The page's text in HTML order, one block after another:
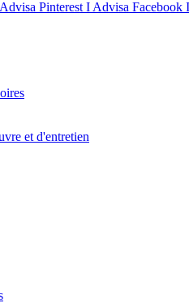
Pinterest I Advisa Facebook
et d'entretien